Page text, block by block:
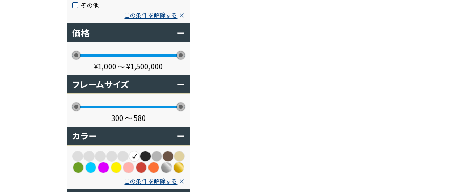
その他
この条件を解除する
価格 ー
¥1,000 〜¥1,500,000
フレームサイズ ー
300 〜580
カラー ー
この条件を解除する